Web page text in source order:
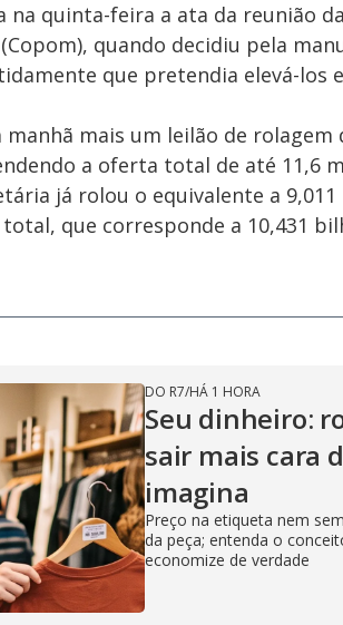
na quinta-feira a ata da reunião
quando decidiu pela
que pretendia elevá-los
mais um leilão de rolagem
a oferta total de até 11,6
já rolou o equivalente a
que corresponde a 10,431
DO R7/HÁ 1 HORA
Seu dinheiro:
sair mais cara
imagina
Preço na etiqueta nem
da peça; entenda o
economize de verdade